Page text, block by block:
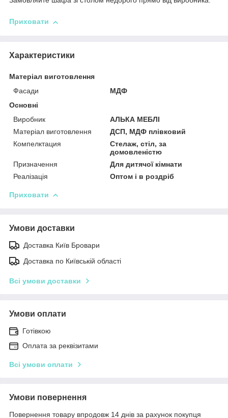
Приховати
Характеристики
Матеріал виготовлення
Фасади
МДФ
Основні
Виробник
АЛЬКА МЕБЛІ
Матеріал виготовлення
ДСП, МДФ плівковий
Компелктация
Стелаж, стіл, за
домовленістю
Призначення
Для дитячої кімнати
Реалізація
Оптом і в роздріб
Приховати
Умови доставки
Доставка Київ Бровари
Доставка по Київській області
Всі умови доставки
Умови оплати
Готівкою
Оплата за реквізитами
Всі умови оплати
Умови повернення
Повернення товару впродовж 14 днів за рахунок покупця